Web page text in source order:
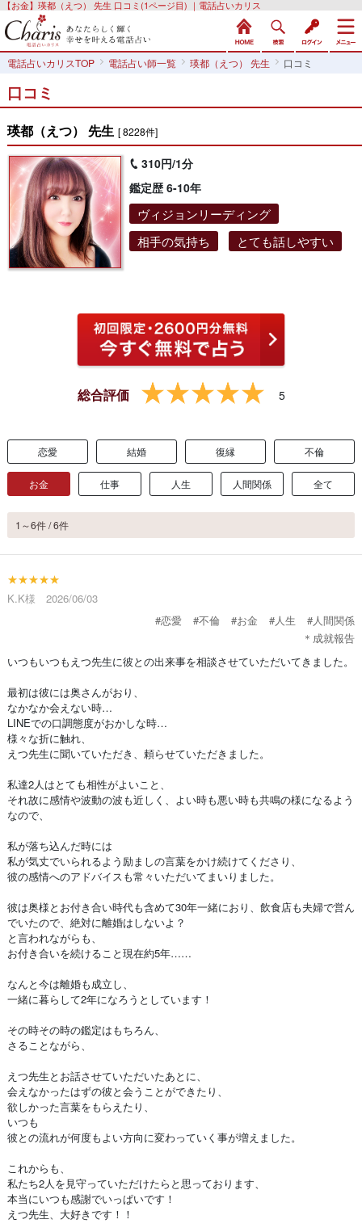
【お金】瑛都（えつ） 先生 口コミ(1ページ目) ｜電話占いカリス
電話占いカリスTOP 電話占い師一覧 瑛都（えつ） 先生 口コミ
口コミ
瑛都（えつ） 先生 [ 8228件]
310円/1分
鑑定歴 6-10年
ヴィジョンリーディング
相手の気持ち
とても話しやすい
総合評価 5
恋愛 結婚 復縁 不倫
お金 仕事 人生 人間関係 全て
1～6件 / 6件
★★★★★
K.K様 2026/06/03
#恋愛
#不倫 #お金 #人生
#人間関係
＊成就報告
いつもいつもえつ先生に彼との出来事を相談させていただいてきました。
最初は彼には奥さんがおり、
なかなか会えない時…
LINEでの口調態度がおかしな時…
様々な折に触れ、
えつ先生に聞いていただき、頼らせていただきました。
私達2人はとても相性がよいこと、
それ故に感情や波動の波も近しく、よい時も悪い時も共鳴の様になるよう
なので、
私が落ち込んだ時には
私が気丈でいられるよう励ましの言葉をかけ続けてくださり、
彼の感情へのアドバイスも常々いただいてまいりました。
彼は奥様とお付き合い時代も含めて30年一緒におり、飲食店も夫婦で営ん
でいたので、絶対に離婚はしないよ？
と言われながらも、
お付き合いを続けること現在約5年……
なんと今は離婚も成立し、
一緒に暮らして2年になろうとしています！
その時その時の鑑定はもちろん、
さることながら、
えつ先生とお話させていただいたあとに、
会えなかったはずの彼と会うことができたり、
欲しかった言葉をもらえたり、
いつも
彼との流れが何度もよい方向に変わっていく事が増えました。
これからも、
私たち2人を見守っていただけたらと思っております、
本当にいつも感謝でいっぱいです！
えつ先生、大好きです！！